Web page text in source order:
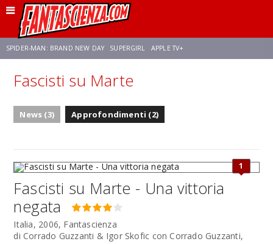
SPIDER-MAN: BRAND NEW DAY SUPERGIRL APPLE TV+
FRANCO RICCIARDIELLO ZENDAYA STAR TREK
Fascisti su Marte
News (3) Approfondimenti (2)
1
Fascisti su Marte - Una vittoria
negata
Italia, 2006, Fantascienza
di Corrado Guzzanti & Igor Skofic con Corrado Guzzanti,